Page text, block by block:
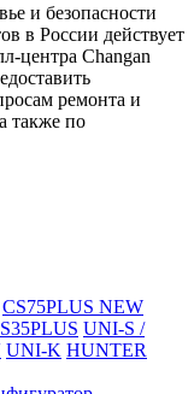
и безопасности
в России действует
центра Changan
ремонта и
также по
CS75PLUS NEW
UNI-S /
UNI-K HUNTER